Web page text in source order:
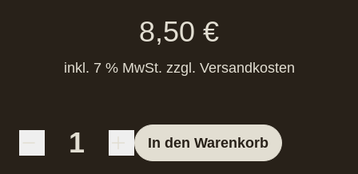
8,50 €
inkl. 7 % MwSt. zzgl. Versandkosten
In den Warenkorb